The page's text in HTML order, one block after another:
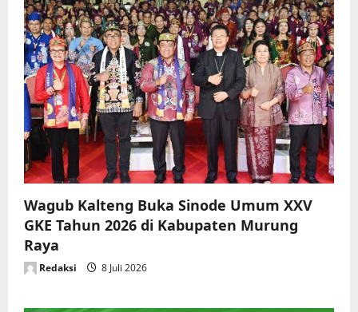
Wagub Kalteng Buka Sinode Umum XXV
GKE Tahun 2026 di Kabupaten Murung
Raya
Redaksi 8 Juli 2026